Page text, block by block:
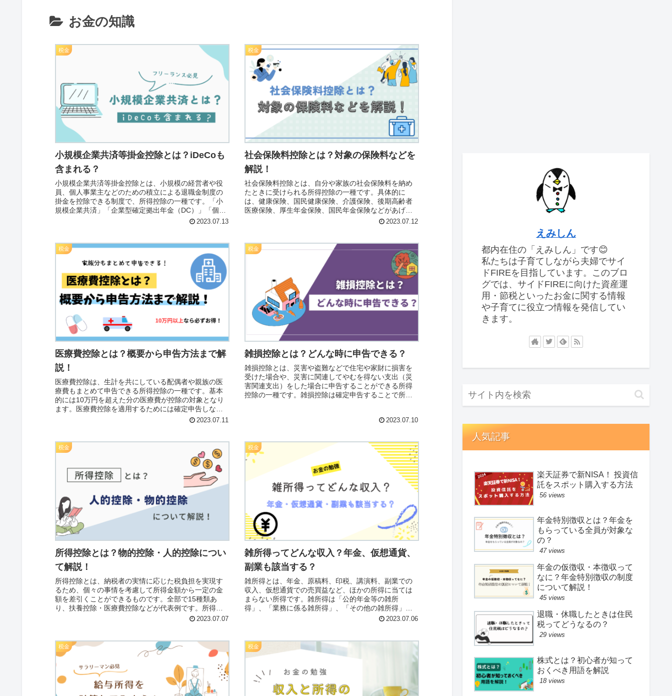
お金の知識
税金
小規模企業共済等掛金控除とは？iDeCoも
含まれる？
小規模企業共済等掛金控除とは、小規模の経営者や役
員、個人事業主などのための積立による退職金制度の
掛金を控除できる制度で、所得控除の一種です。「小
規模企業共済」「企業型確定拠出年金（DC）」「個人
型確定拠出年金（iDeCo）」が該当し、iDeCoは掛金の
2023.07.13
税金
社会保険料控除とは？対象の保険料などを
解説！
社会保険料控除とは、自分や家族の社会保険料を納め
たときに受けられる所得控除の一種です。具体的に
は、健康保険、国民健康保険、介護保険、後期高齢者
医療保険、厚生年金保険、国民年金保険などがあげら
れ、納めた金額の全額が控除の対象となります。2023.07.12
税金
医療費控除とは？概要から申告方法まで解
説！
医療費控除は、生計を共にしている配偶者や親族の医
療費もまとめて申告できる所得控除の一種です。基本
的には10万円を超えた分の医療費が控除の対象となり
ます。医療費控除を適用するためには確定申告しなけ
ればならず、過去5年間まで遡って申告することもでき
2023.07.11
税金
雑損控除とは？どんな時に申告できる？
雑損控除とは、災害や盗難などで住宅や家財に損害を
受けた場合や、災害に関連してやむを得ない支出（災
害関連支出）をした場合に申告することができる所得
控除の一種です。雑損控除は確定申告することで所得
2023.07.10
税金
所得控除とは？物的控除・人的控除につい
て解説！
所得控除とは、納税者の実情に応じた税負担を実現す
るため、個々の事情を考慮して所得金額から一定の金
額を差引くことができるものです。全部で15種類あ
り、扶養控除・医療費控除などが代表例です。所得控
除は「年末調整」または「確定申告」で適用すること
2023.07.07
税金
雑所得ってどんな収入？年金、仮想通貨、
副業も該当する？
雑所得とは、年金、原稿料、印税、講演料、副業での
収入、仮想通貨での売買益など、ほかの所得に当ては
まらない所得です。雑所得は「公的年金等の雑所
得」、「業務に係る雑所得」、「その他の雑所得」に
分類され、雑所得内に限り損益通算することができま
2023.07.06
税金 税金
えみしん
都内在住の「えみしん」です😊
私たちは子育てしながら夫婦でサイ
ドFIREを目指しています。このブロ
グでは、サイドFIREに向けた資産運
用・節税といったお金に関する情報
や子育てに役立つ情報を発信してい
きます。
人気記事
楽天証券で新NISA！ 投資信
託をスポット購入する方法
56 views
年金特別徴収とは？年金を
もらっている全員が対象な
の？
47 views
年金の仮徴収・本徴収って
なに？年金特別徴収の制度
について解説！
45 views
退職・休職したときは住民
税ってどうなるの？
29 views
株式とは？初心者が知って
おくべき用語を解説
18 views